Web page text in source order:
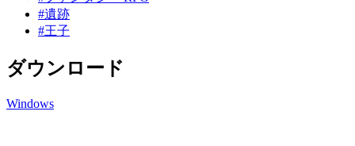
#遺跡
#王子
ダウンロード
Windows